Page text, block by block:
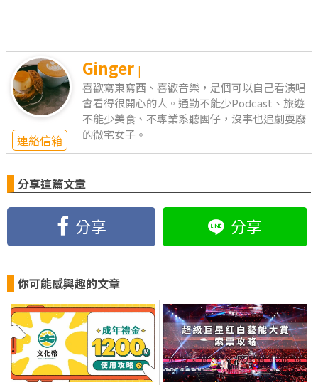
連絡信箱
Ginger |
喜歡寫東寫西、喜歡音樂，是個可以自己看演唱
會看得很開心的人。通勤不能少Podcast、旅遊
不能少美食、不專業系聽團仔，沒事也追劇耍廢
的微宅女子。
分享這篇文章
分享 分享
你可能感興趣的文章